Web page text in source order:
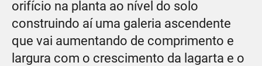
orifício na planta ao nível do solo
construindo aí uma galeria ascendente
que vai aumentando de comprimento e
largura com o crescimento da lagarta e o